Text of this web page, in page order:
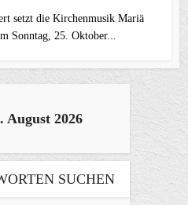
setzt die Kirchenmusik Mariä
Sonntag, 25. Oktober...
August 2026
SUCHEN